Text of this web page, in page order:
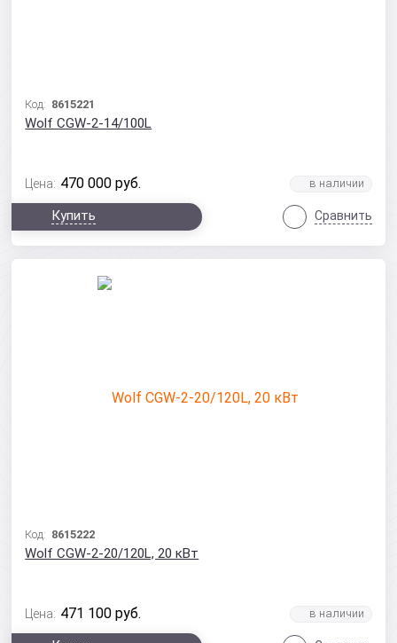
Код: 8615221
Wolf CGW-2-14/100L
Цена: 470 000 руб.
Купить Сравнить
Код: 8615222
Wolf CGW-2-20/120L, 20 кВт
Цена: 471 100 руб.